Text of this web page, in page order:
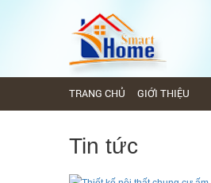
TRANG CHỦ GIỚI THIỆU
Tin tức